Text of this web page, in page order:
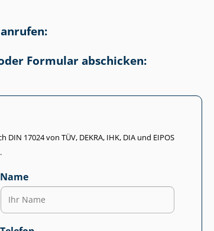
Formular abschicken:
17024 von TÜV, DEKRA, IHK, DIA und EIPOS
Name